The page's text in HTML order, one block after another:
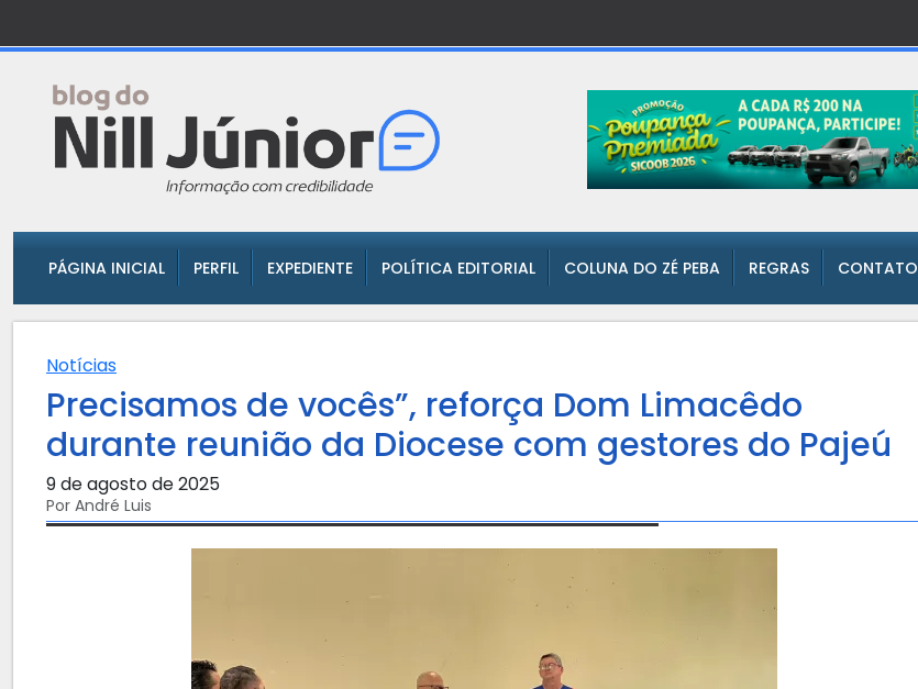
PÁGINA INICIAL PERFIL EXPEDIENTE POLÍTICA EDITORIAL COLUNA DO ZÉ PEBA REGRAS CONTATO
Notícias
Precisamos de vocês”, reforça Dom Limacêdo
durante reunião da Diocese com gestores do Pajeú
9 de agosto de 2025
Por André Luis